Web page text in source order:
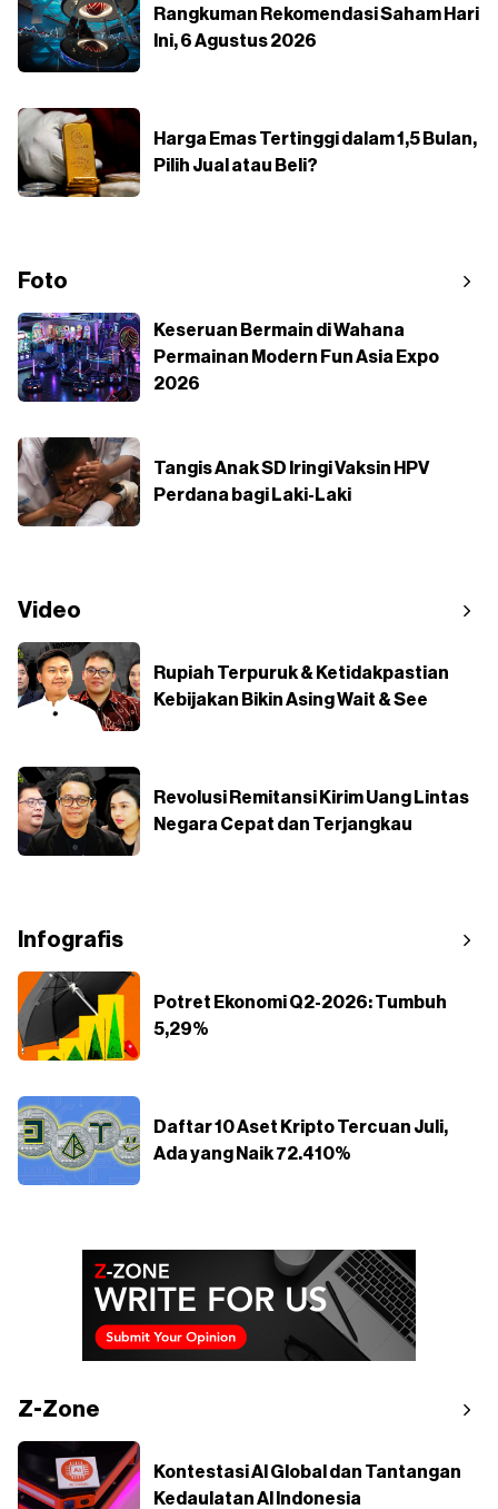
Rangkuman Rekomendasi Saham Hari
Ini, 6 Agustus 2026
Harga Emas Tertinggi dalam 1,5 Bulan,
Pilih Jual atau Beli?
Foto
Keseruan Bermain di Wahana
Permainan Modern Fun Asia Expo
2026
Tangis Anak SD Iringi Vaksin HPV
Perdana bagi Laki-Laki
Video
Rupiah Terpuruk & Ketidakpastian
Kebijakan Bikin Asing Wait & See
Revolusi Remitansi Kirim Uang Lintas
Negara Cepat dan Terjangkau
Infografis
Potret Ekonomi Q2-2026: Tumbuh
5,29%
Daftar 10 Aset Kripto Tercuan Juli,
Ada yang Naik 72.410%
Z-Zone
Kontestasi AI Global dan Tantangan
Kedaulatan AI Indonesia